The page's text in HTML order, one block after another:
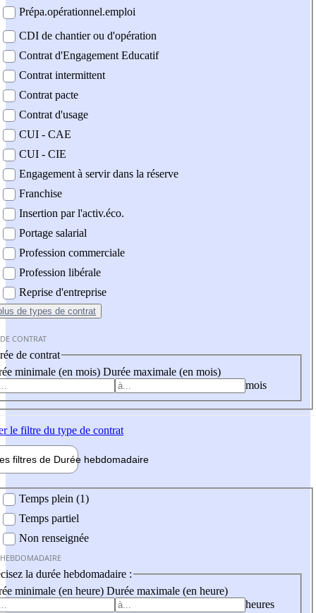
Prépa.opérationnel.emploi
CDI de chantier ou d'opération
Contrat d'Engagement Educatif
Contrat intermittent
Contrat pacte
Contrat d'usage
CUI - CAE
CUI - CIE
Engagement à servir dans la réserve
Franchise
Insertion par l'activ.éco.
Portage salarial
Profession commerciale
Profession libérale
Reprise d'entreprise
de types de contrat
CONTRAT
de contrat
minimale (en mois) Durée maximale (en mois)
mois
le filtre du type de contrat
filtres de Durée hebdomadaire
Temps plein (1)
Temps partiel
Non renseignée
la durée hebdomadaire :
minimale (en heure) Durée maximale (en heure)
heures